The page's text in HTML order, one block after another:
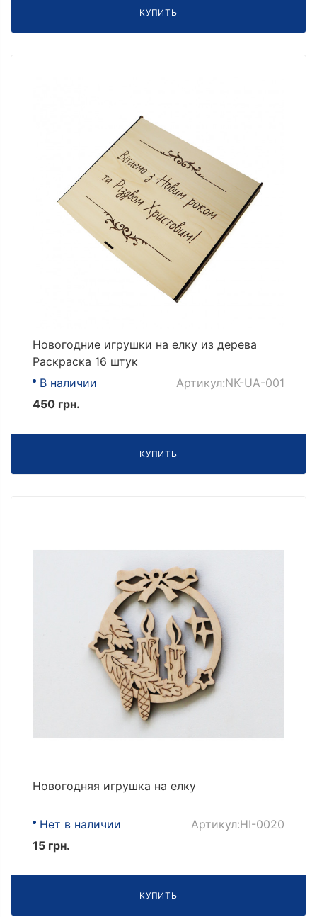
КУПИТЬ
Новогодние игрушки на елку из дерева
Раскраска 16 штук
В наличии
Артикул:NK-UA-001
450 грн.
КУПИТЬ
Новогодняя игрушка на елку
Нет в наличии
Артикул:НІ-0020
15 грн.
КУПИТЬ